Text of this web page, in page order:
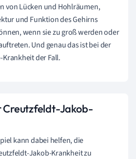
von Lücken und Hohlräumen,
und Funktion des Gehirns
wenn sie zu groß werden oder
Und genau das ist bei der
der Fall.
Creutzfeldt-Jakob-
kann dabei helfen, die
Jakob-Krankheit zu